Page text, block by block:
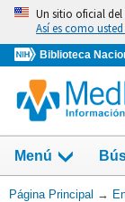
Omita
vaya
al
Contenido
Un sitio oficial del
Así es como
Biblioteca
Menú
Usted
Página Principal →